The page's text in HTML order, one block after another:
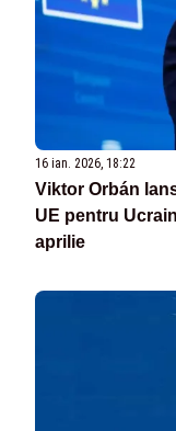
16 ian. 2026, 18:22
Viktor Orbán
UE pentru
aprilie